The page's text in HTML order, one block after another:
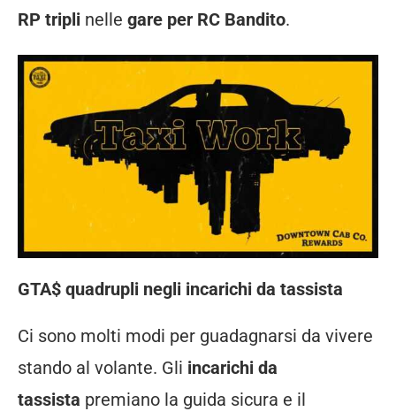
RP tripli nelle gare per RC Bandito.
GTA$ quadrupli negli incarichi da tassista
Ci sono molti modi per guadagnarsi da vivere
stando al volante. Gli incarichi da
tassista premiano la guida sicura e il